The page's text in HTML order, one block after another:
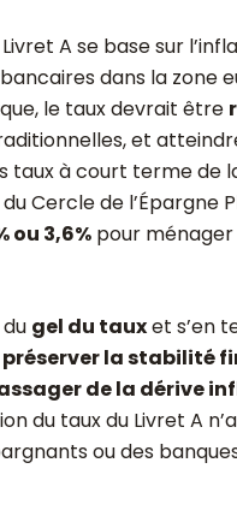
A se base sur
dans la zone
le taux devrait être
et
taux à court terme de
Cercle de l’Épargne
ou 3,6% pour
gel du tauxet s’en
préserver la stabilité
de la dérive
du taux du Livret A
ou des